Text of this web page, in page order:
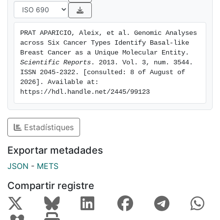
PRAT APARICIO, Aleix, et al. Genomic Analyses
across Six Cancer Types Identify Basal-like
Scientific Reports . 2013. Vol. 3, num. 3544.
ISSN 2045-2322. [consulted: 8 of August of
2026]. Available at:
https://hdl.handle.net/2445/99123
Estadístiques
Exportar metadades
JSON - METS
Compartir registre